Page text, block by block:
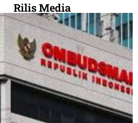
Rilis Media